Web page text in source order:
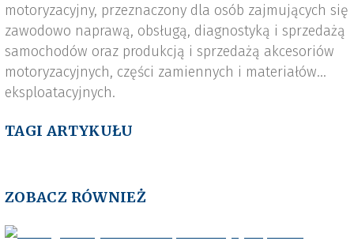
motoryzacyjny, przeznaczony dla osób zajmujących się
zawodowo naprawą, obsługą, diagnostyką i sprzedażą
samochodów oraz produkcją i sprzedażą akcesoriów
motoryzacyjnych, części zamiennych i materiałów
eksploatacyjnych.
TAGI ARTYKUŁU
ZOBACZ RÓWNIEŻ